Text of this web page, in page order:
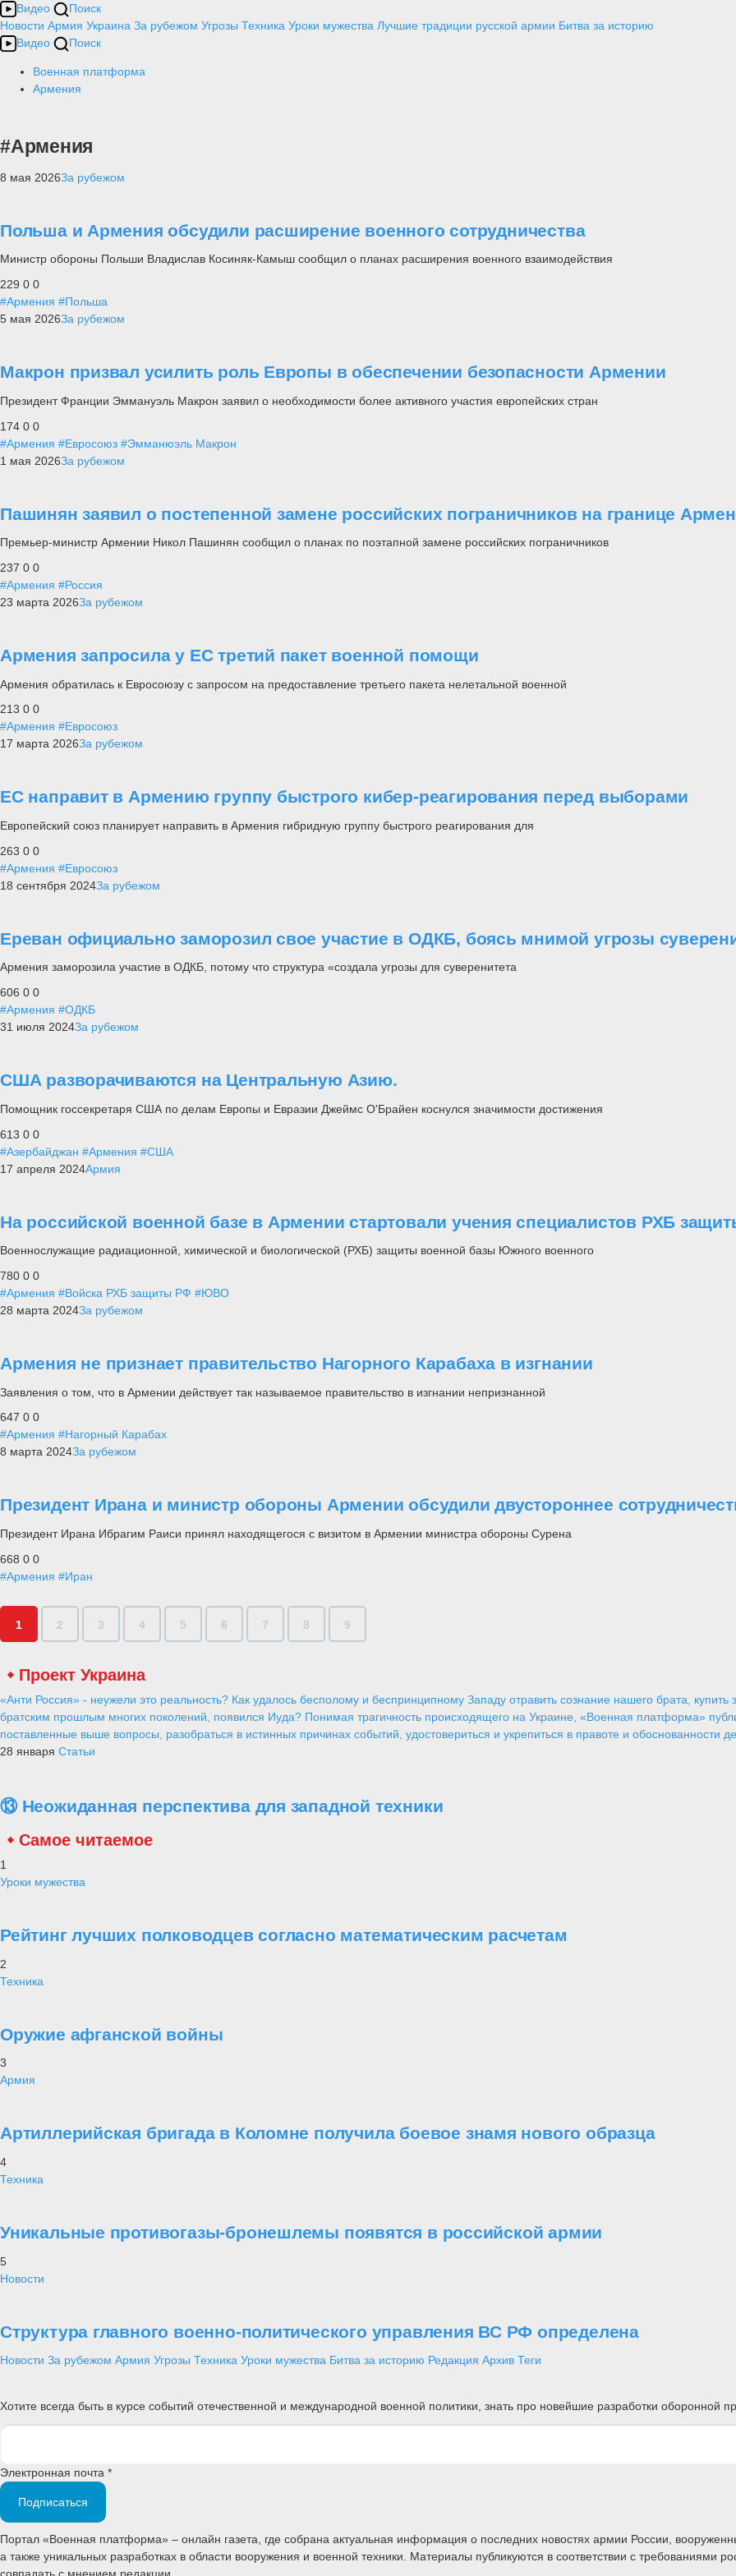
Видео
Поиск
Новости Армия Украина За рубежом Угрозы Техника Уроки мужества Лучшие традиции русской армии Битва за историю
Видео
Поиск
Военная платформа
Армения
#Армения
8 мая 2026За рубежом
Польша и Армения обсудили расширение военного сотрудничества
Министр обороны Польши Владислав Косиняк-Камыш сообщил о планах расширения военного взаимодействия
229 0 0
#Армения #Польша
5 мая 2026За рубежом
Макрон призвал усилить роль Европы в обеспечении безопасности Армении
Президент Франции Эммануэль Макрон заявил о необходимости более активного участия европейских стран
174 0 0
#Армения #Евросоюз #Эмманюэль Макрон
1 мая 2026За рубежом
Пашинян заявил о постепенной замене российских пограничников на границе
Премьер-министр Армении Никол Пашинян сообщил о планах по поэтапной замене российских пограничников
237 0 0
#Армения #Россия
23 марта 2026За рубежом
Армения запросила у ЕС третий пакет военной помощи
Армения обратилась к Евросоюзу с запросом на предоставление третьего пакета нелетальной военной
213 0 0
#Армения #Евросоюз
17 марта 2026За рубежом
ЕС направит в Армению группу быстрого кибер-реагирования перед выборами
Европейский союз планирует направить в Армения гибридную группу быстрого реагирования для
263 0 0
#Армения #Евросоюз
18 сентября 2024За рубежом
Ереван официально заморозил свое участие в ОДКБ, боясь мнимой угрозы
Армения заморозила участие в ОДКБ, потому что структура «создала угрозы для суверенитета
606 0 0
#Армения #ОДКБ
31 июля 2024За рубежом
США разворачиваются на Центральную Азию.
Помощник госсекретаря США по делам Европы и Евразии Джеймс О'Брайен коснулся значимости достижения
613 0 0
#Азербайджан #Армения #США
17 апреля 2024Армия
На российской военной базе в Армении стартовали учения специалистов РХБ
Военнослужащие радиационной, химической и биологической (РХБ) защиты военной базы Южного военного
780 0 0
#Армения #Войска РХБ защиты РФ #ЮВО
28 марта 2024За рубежом
Армения не признает правительство Нагорного Карабаха в изгнании
Заявления о том, что в Армении действует так называемое правительство в изгнании непризнанной
647 0 0
#Армения #Нагорный Карабах
8 марта 2024За рубежом
Президент Ирана и министр обороны Армении обсудили двустороннее
Президент Ирана Ибрагим Раиси принял находящегося с визитом в Армении министра обороны Сурена
668 0 0
#Армения #Иран
1 2 3 4 5 6 7 8 9
Проект Украина
«Анти Россия» - неужели это реальность? Как удалось бесполому и беспринципному Западу отравить сознание нашего брата,
братским прошлым многих поколений, появился Иуда? Понимая трагичность происходящего на Украине, «Военная платформа»
поставленные выше вопросы, разобраться в истинных причинах событий, удостовериться и укрепиться в правоте и обоснованности
28 января Статьи
⑬ Неожиданная перспектива для западной техники
Самое читаемое
1
Уроки мужества
Рейтинг лучших полководцев согласно математическим расчетам
2
Техника
Оружие афганской войны
3
Армия
Артиллерийская бригада в Коломне получила боевое знамя нового образца
4
Техника
Уникальные противогазы-бронешлемы появятся в российской армии
5
Новости
Структура главного военно-политического управления ВС РФ определена
Новости За рубежом Армия Угрозы Техника Уроки мужества Битва за историю Редакция Архив Теги
Хотите всегда быть в курсе событий отечественной и международной военной политики, знать про новейшие разработки
Электронная почта *
Подписаться
Портал «Военная платформа» – онлайн газета, где собрана актуальная информация о последних новостях армии России,
а также уникальных разработках в области вооружения и военной техники. Материалы публикуются в соответствии с требованиями
совпадать с мнением редакции.